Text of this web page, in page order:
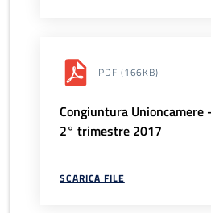
PDF (166KB)
Congiuntura Unioncamere
2° trimestre 2017
SCARICA FILE